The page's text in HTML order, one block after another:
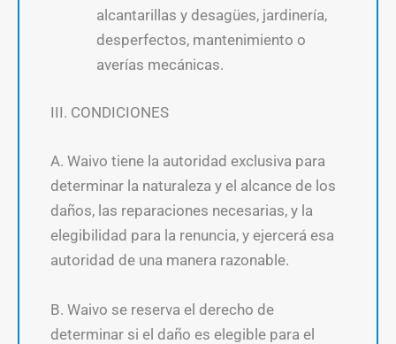
alcantarillas y desagües, jardinería,
desperfectos, mantenimiento o
averías mecánicas.
III. CONDICIONES
A. Waivo tiene la autoridad exclusiva para
determinar la naturaleza y el alcance de los
daños, las reparaciones necesarias, y la
elegibilidad para la renuncia, y ejercerá esa
autoridad de una manera razonable.
B. Waivo se reserva el derecho de
determinar si el daño es elegible para el